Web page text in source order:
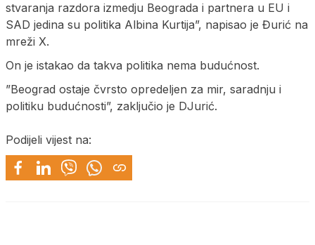
stvaranja razdora izmedju Beograda i partnera u EU i
SAD jedina su politika Albina Kurtija”, napisao je Đurić na
mreži X.
On je istakao da takva politika nema budućnost.
”Beograd ostaje čvrsto opredeljen za mir, saradnju i
politiku budućnosti”, zaključio je DJurić.
Podijeli vijest na: